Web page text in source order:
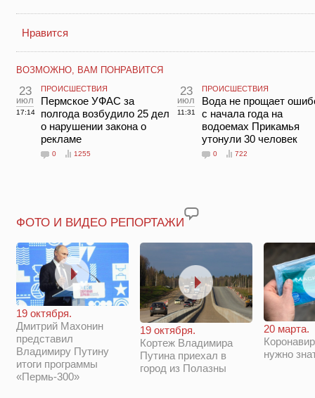
Нравится
ВОЗМОЖНО, ВАМ ПОНРАВИТСЯ
23
июл
17:14
ПРОИСШЕСТВИЯ
Пермское УФАС за
полгода возбудило 25 дел
о нарушении закона о
рекламе
0 1255
23
июл
11:31
ПРОИСШЕСТВИЯ
Вода не прощает
с начала года на
водоемах Прикамья
утонули 30 человек
0 722
ФОТО И ВИДЕО РЕПОРТАЖИ
19 октября.
Дмитрий Махонин
представил
Владимиру Путину
итоги программы
«Пермь-300»
19 октября.
Кортеж Владимира
Путина приехал в
город из Полазны
20 марта.
нужно